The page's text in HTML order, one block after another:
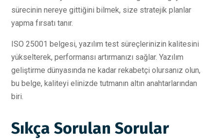
sürecinin nereye gittiğini bilmek, size stratejik planlar
yapma fırsatı tanır.
ISO 25001 belgesi, yazılım test süreçlerinizin kalitesini
yükselterek, performansı artırmanızı sağlar. Yazılım
geliştirme dünyasında ne kadar rekabetçi olursanız olun,
bu belge, kaliteyi elinizde tutmanın altın anahtarlarından
biri.
Sıkça Sorulan Sorular